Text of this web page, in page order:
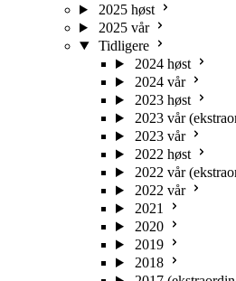
2025 høst
2025 vår
Tidligere
2024 høst
2024 vår
2023 høst
2023 vår
2023 vår
2022 høst
2022 vår
2022 vår
2021
2020
2019
2018